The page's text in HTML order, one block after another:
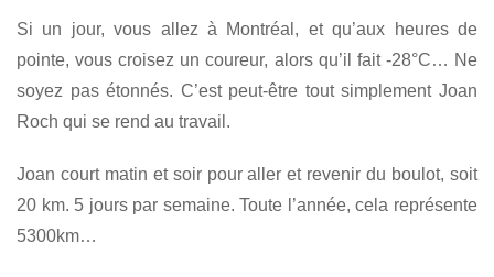
Si un jour, vous allez à Montréal, et qu’aux heures de
pointe, vous croisez un coureur, alors qu’il fait -28°C… Ne
soyez pas étonnés. C’est peut-être tout simplement Joan
Roch qui se rend au travail.
Joan court matin et soir pour aller et revenir du boulot, soit
20 km. 5 jours par semaine. Toute l’année, cela représente
5300km…